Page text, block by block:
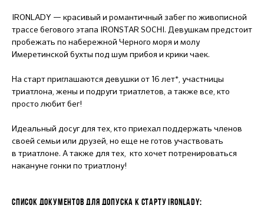
IRONLADY — красивый и романтичный забег по живописной
трассе бегового этапа IRONSTAR SOCHI. Девушкам предстоит
пробежать по набережной Черного моря и молу
Имеретинской бухты под шум прибоя и крики чаек.
На старт приглашаются девушки от 16 лет*, участницы
триатлона, жены и подруги триатлетов, а также все, кто
просто любит бег!
Идеальный досуг для тех, кто приехал поддержать членов
своей семьи или друзей, но еще не готов участвовать
в триатлоне. А также для тех, кто хочет потренироваться
накануне гонки по триатлону!
СПИСОК ДОКУМЕНТОВ ДЛЯ ДОПУСКА К СТАРТУ IRONLADY: